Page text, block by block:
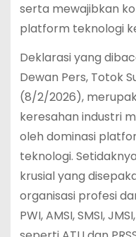
serta mewajibkan
platform teknologi
Deklarasi yang
Dewan Pers, Totok
(8/2/2026),
keresahan industri
oleh dominasi
teknologi.
krusial yang
organisasi profesi
PWI, AMSI, SMSI,